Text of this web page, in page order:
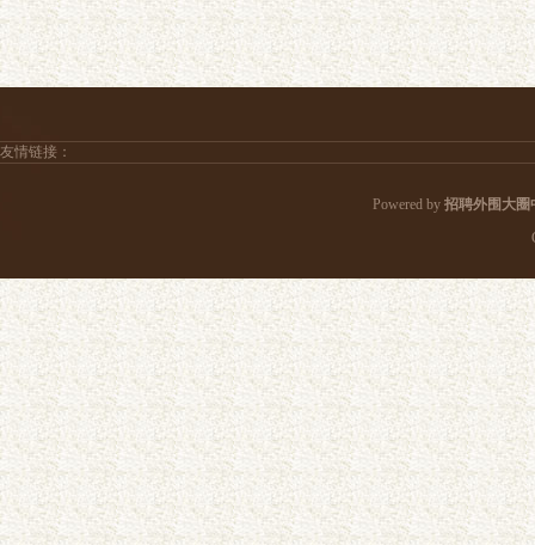
友情链接：
Powered by 招聘外围大圈